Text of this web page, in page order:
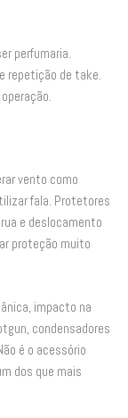
perfumaria.
repetição de take.
vento como
fala. Protetores
e deslocamento
proteção muito
impacto na
condensadores
é o acessório
dos que mais